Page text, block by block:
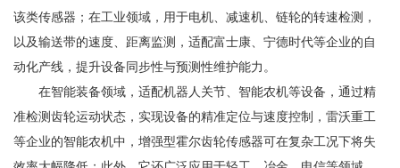
该类传感器；在工业领域，用于电机、减速机、链轮的转速检测，
以及输送带的速度、距离监测，适配富士康、宁德时代等企业的自
动化产线，提升设备同步性与预测性维护能力。
在智能装备领域，适配机器人关节、智能农机等设备，通过精
准检测齿轮运动状态，实现设备的精准定位与速度控制，雷沃重工
等企业的智能农机中，增强型霍尔齿轮传感器可在复杂工况下将失